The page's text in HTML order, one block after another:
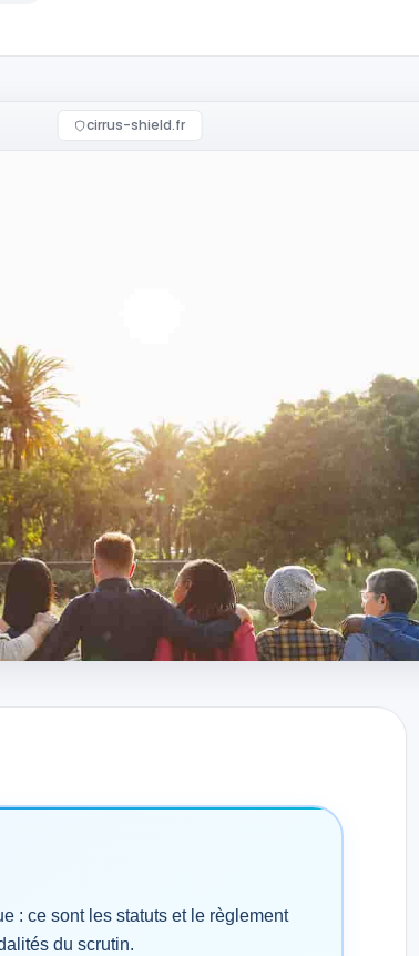
cirrus-shield.fr
: ce sont les statuts et le règlement
du scrutin.